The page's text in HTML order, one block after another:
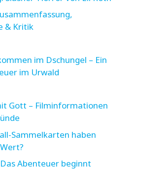
& Kritik
im Dschungel – Ein
im Urwald
Gott – Filminformationen
Sammelkarten haben
Abenteuer beginnt